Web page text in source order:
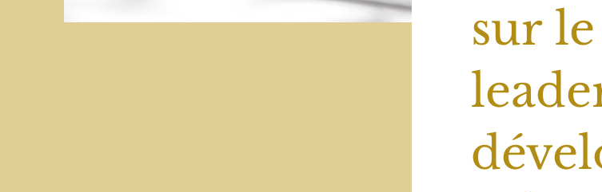
sur